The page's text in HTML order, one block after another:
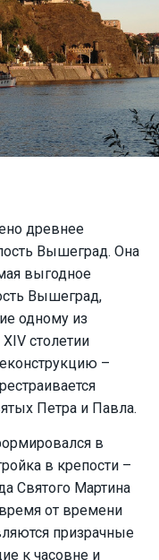
древнее
Вышеград. Она
выгодное
Вышеград,
одному из
столетии
–
Петра и Павла.
в
в крепости –
Святого Мартина
от времени
призрачные
к часовне и